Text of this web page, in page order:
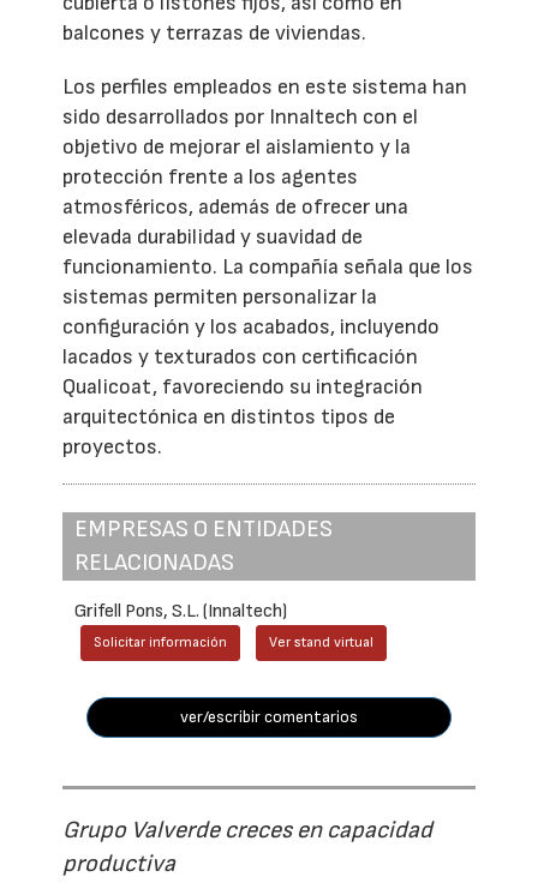
balcones y terrazas de viviendas.
Los perfiles empleados en este sistema han
sido desarrollados por Innaltech con el
objetivo de mejorar el aislamiento y la
protección frente a los agentes
atmosféricos, además de ofrecer una
elevada durabilidad y suavidad de
funcionamiento. La compañía señala que los
sistemas permiten personalizar la
configuración y los acabados, incluyendo
lacados y texturados con certificación
Qualicoat, favoreciendo su integración
arquitectónica en distintos tipos de
proyectos.
EMPRESAS O ENTIDADES
RELACIONADAS
Grifell Pons, S.L. (Innaltech)
Solicitar información Ver stand virtual
ver/escribir comentarios
Grupo Valverde creces en capacidad
productiva